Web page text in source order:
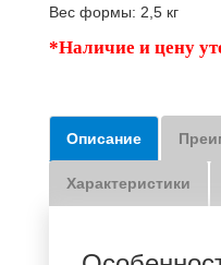
Вес формы: 2,5 кг
*Наличие и цену
Описание
Характеристики